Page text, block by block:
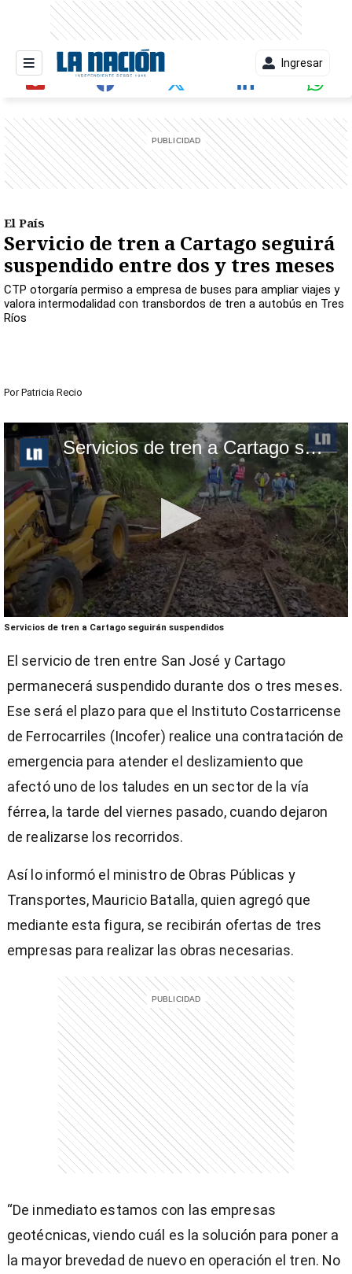
Ingresar
El País
Servicio de tren a Cartago seguirá
suspendido entre dos y tres meses
CTP otorgaría permiso a empresa de buses para ampliar viajes y
valora intermodalidad con transbordos de tren a autobús en Tres
Ríos
Por Patricia Recio
Servicios de tren a Cartago seguirán suspendidos
0
seconds
1
6
seconds
Servicios de tren a Cartago seguirán suspendidos
El servicio de tren entre San José y Cartago
permanecerá suspendido durante dos o tres meses.
Ese será el plazo para que el Instituto Costarricense
de Ferrocarriles (Incofer) realice una contratación de
emergencia para atender el deslizamiento que
afectó uno de los taludes en un sector de la vía
férrea, la tarde del viernes pasado, cuando dejaron
de realizarse los recorridos.
Así lo informó el ministro de Obras Públicas y
Transportes, Mauricio Batalla, quien agregó que
mediante esta figura, se recibirán ofertas de tres
empresas para realizar las obras necesarias.
“De inmediato estamos con las empresas
geotécnicas, viendo cuál es la solución para poner a
la mayor brevedad de nuevo en operación el tren. No